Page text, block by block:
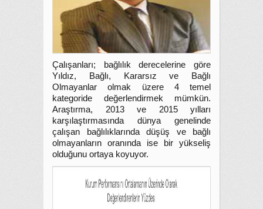
Çalışanları; bağlılık derecelerine göre
Yıldız, Bağlı, Kararsız ve Bağlı
Olmayanlar olmak üzere 4 temel
kategoride değerlendirmek mümkün.
Araştırma, 2013 ve 2015 yılları
karşılaştırmasında dünya genelinde
çalışan bağlılıklarında düşüş ve bağlı
olmayanların oranında ise bir yükseliş
olduğunu ortaya koyuyor.